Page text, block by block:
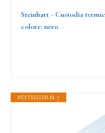
Steinhart - Custodia
colore: nero
BESTSELLER N. 7